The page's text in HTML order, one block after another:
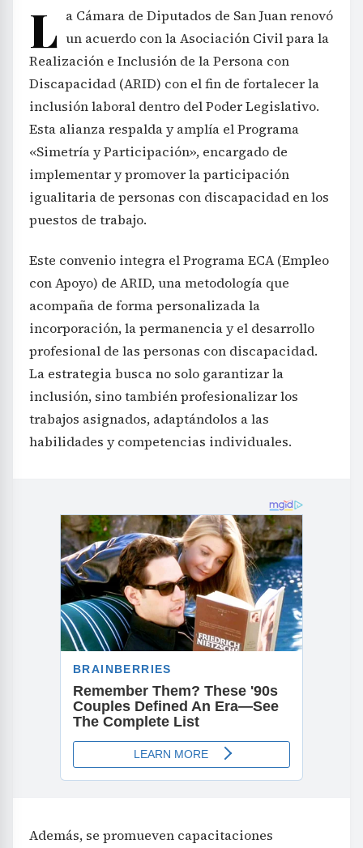
L a Cámara de Diputados de San Juan renovó
un acuerdo con la Asociación Civil para la
Realización e Inclusión de la Persona con
Discapacidad (ARID) con el fin de fortalecer la
inclusión laboral dentro del Poder Legislativo.
Esta alianza respalda y amplía el Programa
«Simetría y Participación», encargado de
implementar y promover la participación
igualitaria de personas con discapacidad en los
puestos de trabajo.
Este convenio integra el Programa ECA (Empleo
con Apoyo) de ARID, una metodología que
acompaña de forma personalizada la
incorporación, la permanencia y el desarrollo
profesional de las personas con discapacidad.
La estrategia busca no solo garantizar la
inclusión, sino también profesionalizar los
trabajos asignados, adaptándolos a las
habilidades y competencias individuales.
Además, se promueven capacitaciones